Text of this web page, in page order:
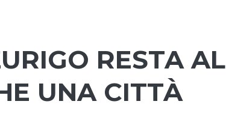
RESTA AL
UNA CITTÀ